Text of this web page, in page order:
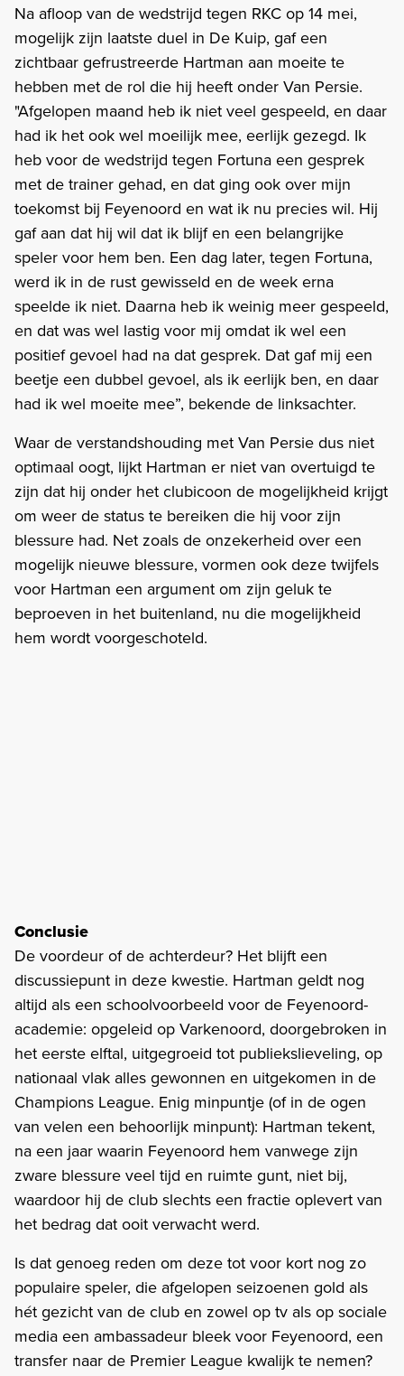
Na afloop van de wedstrijd tegen RKC op 14 mei,
mogelijk zijn laatste duel in De Kuip, gaf een
zichtbaar gefrustreerde Hartman aan moeite te
hebben met de rol die hij heeft onder Van Persie.
"Afgelopen maand heb ik niet veel gespeeld, en daar
had ik het ook wel moeilijk mee, eerlijk gezegd. Ik
heb voor de wedstrijd tegen Fortuna een gesprek
met de trainer gehad, en dat ging ook over mijn
toekomst bij Feyenoord en wat ik nu precies wil. Hij
gaf aan dat hij wil dat ik blijf en een belangrijke
speler voor hem ben. Een dag later, tegen Fortuna,
werd ik in de rust gewisseld en de week erna
speelde ik niet. Daarna heb ik weinig meer gespeeld,
en dat was wel lastig voor mij omdat ik wel een
positief gevoel had na dat gesprek. Dat gaf mij een
beetje een dubbel gevoel, als ik eerlijk ben, en daar
had ik wel moeite mee”, bekende de linksachter.
Waar de verstandshouding met Van Persie dus niet
optimaal oogt, lijkt Hartman er niet van overtuigd te
zijn dat hij onder het clubicoon de mogelijkheid krijgt
om weer de status te bereiken die hij voor zijn
blessure had. Net zoals de onzekerheid over een
mogelijk nieuwe blessure, vormen ook deze twijfels
voor Hartman een argument om zijn geluk te
beproeven in het buitenland, nu die mogelijkheid
hem wordt voorgeschoteld.
Conclusie
De voordeur of de achterdeur? Het blijft een
discussiepunt in deze kwestie. Hartman geldt nog
altijd als een schoolvoorbeeld voor de Feyenoord-
academie: opgeleid op Varkenoord, doorgebroken in
het eerste elftal, uitgegroeid tot publiekslieveling, op
nationaal vlak alles gewonnen en uitgekomen in de
Champions League. Enig minpuntje (of in de ogen
van velen een behoorlijk minpunt): Hartman tekent,
na een jaar waarin Feyenoord hem vanwege zijn
zware blessure veel tijd en ruimte gunt, niet bij,
waardoor hij de club slechts een fractie oplevert van
het bedrag dat ooit verwacht werd.
Is dat genoeg reden om deze tot voor kort nog zo
populaire speler, die afgelopen seizoenen gold als
hét gezicht van de club en zowel op tv als op sociale
media een ambassadeur bleek voor Feyenoord, een
transfer naar de Premier League kwalijk te nemen?